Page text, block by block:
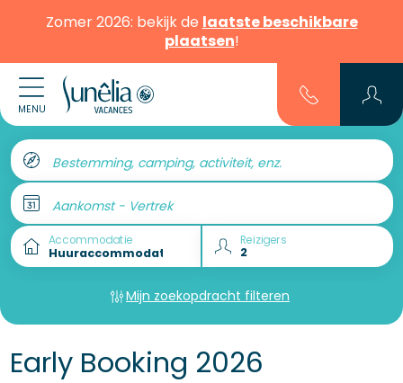
Zomer 2026: bekijk de laatste beschikbare
plaatsen!
MENU
Bestemming, camping, activiteit, enz.
Aankomst - Vertrek
Accommodatie Reizigers
Mijn zoekopdracht filteren
Early Booking 2026